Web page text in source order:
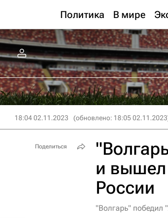
Политика В мире
18:04 02.11.2023 (обновлено: 18:05
и вышел
России
"Волгарь" победил
Поделиться